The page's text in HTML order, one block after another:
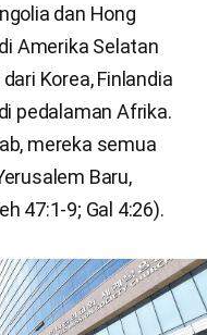
dan Hong
Amerika Selatan
Korea, Finlandia
pedalaman Afrika.
mereka semua
Baru,
47:1-9; Gal 4:26).